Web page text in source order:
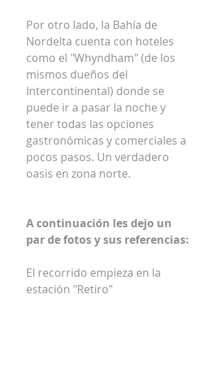
Por otro lado, la Bahía de
Nordelta cuenta con hoteles
como el "Whyndham" (de los
mismos dueños del
Intercontinental) donde se
puede ir a pasar la noche y
tener todas las opciones
gastronómicas y comerciales a
pocos pasos. Un verdadero
oasis en zona norte.
A continuación les dejo un
par de fotos y sus referencias:
El recorrido empieza en la
estación "Retiro"